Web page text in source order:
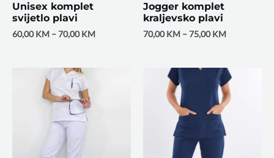
Unisex komplet
svijetlo plavi
60,00KM –70,00KM
Jogger komplet
kraljevsko plavi
70,00KM –75,00KM